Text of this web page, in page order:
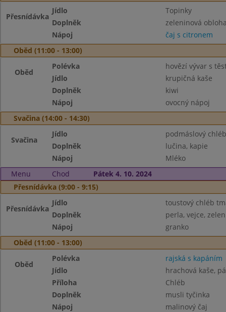
Přesnídávka
Jídlo
Topinky
Doplněk
zeleninová
Nápoj
čaj s citronem
Oběd (11:00 - 13:00)
Oběd
Polévka
hovězí vývar s
Jídlo
krupičná kaše
Doplněk
kiwi
Nápoj
ovocný nápoj
Svačina (14:00 - 14:30)
Svačina
Jídlo
podmáslový chléb
Doplněk
lučina, kapie
Nápoj
Mléko
Menu
Chod
Pátek 4. 10. 2024
Přesnídávka (9:00 - 9:15)
Přesnídávka
Jídlo
toustový chléb
Doplněk
perla, vejce,
Nápoj
granko
Oběd (11:00 - 13:00)
Oběd
Polévka
rajská s kapáním
Jídlo
hrachová kaše,
Příloha
Chléb
Doplněk
musli tyčinka
Nápoj
malinový čaj